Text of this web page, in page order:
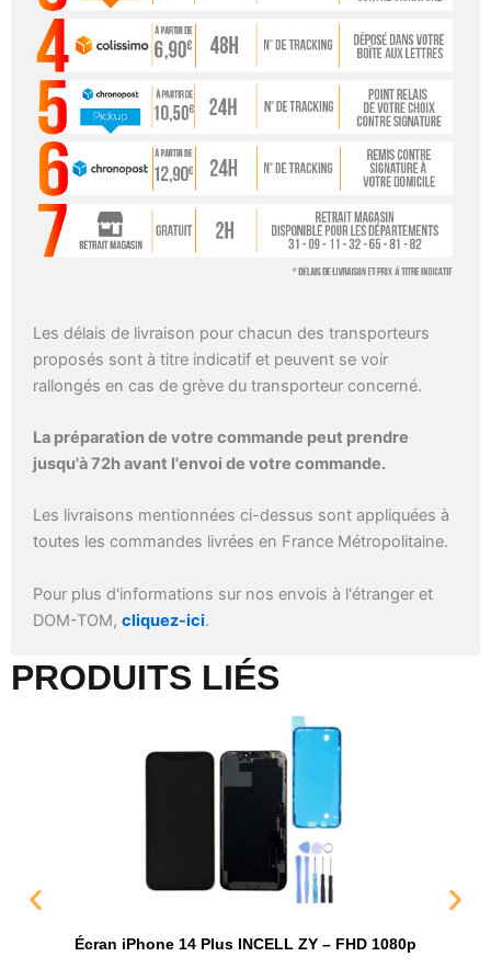
Les délais de livraison pour chacun des transporteurs
proposés sont à titre indicatif et peuvent se voir
rallongés en cas de grève du transporteur concerné.
La préparation de votre commande peut prendre
jusqu'à 72h avant l'envoi de votre commande.
Les livraisons mentionnées ci-dessus sont appliquées à
toutes les commandes livrées en France Métropolitaine.
Pour plus d'informations sur nos envois à l'étranger et
DOM-TOM, cliquez-ici.
PRODUITS LIÉS​
Écran iPhone 14 Plus INCELL ZY – FHD 1080p